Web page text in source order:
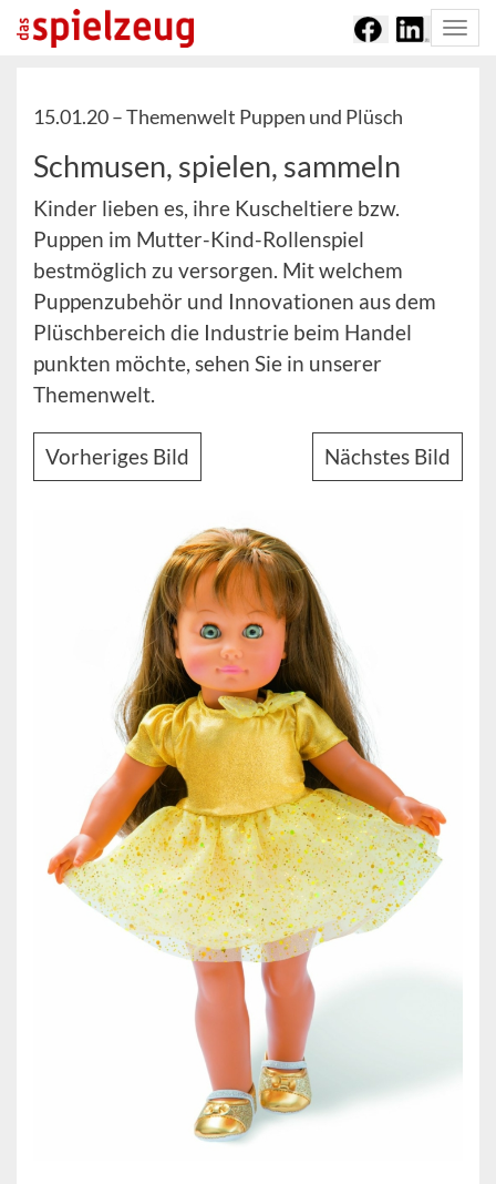
15.01.20 –Themenwelt Puppen und Plüsch
Schmusen, spielen, sammeln
Kinder lieben es, ihre Kuscheltiere bzw.
Puppen im Mutter-Kind-Rollenspiel
bestmöglich zu versorgen. Mit welchem
Puppenzubehör und Innovationen aus dem
Plüschbereich die Industrie beim Handel
punkten möchte, sehen Sie in unserer
Themenwelt.
Vorheriges Bild Nächstes Bild